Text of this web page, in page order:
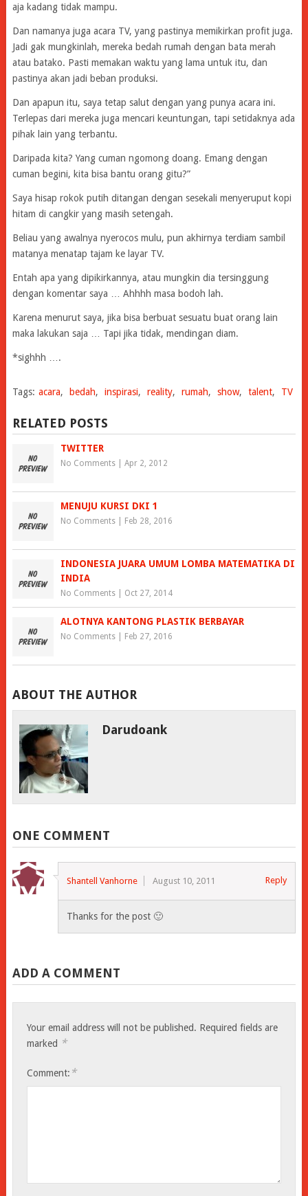
aja kadang tidak mampu.
Dan namanya juga acara TV, yang pastinya memikirkan profit juga.
Jadi gak mungkinlah, mereka bedah rumah dengan bata merah
atau batako. Pasti memakan waktu yang lama untuk itu, dan
pastinya akan jadi beban produksi.
Dan apapun itu, saya tetap salut dengan yang punya acara ini.
Terlepas dari mereka juga mencari keuntungan, tapi setidaknya ada
pihak lain yang terbantu.
Daripada kita? Yang cuman ngomong doang. Emang dengan
cuman begini, kita bisa bantu orang gitu?”
Saya hisap rokok putih ditangan dengan sesekali menyeruput kopi
hitam di cangkir yang masih setengah.
Beliau yang awalnya nyerocos mulu, pun akhirnya terdiam sambil
matanya menatap tajam ke layar TV.
Entah apa yang dipikirkannya, atau mungkin dia tersinggung
dengan komentar saya … Ahhhh masa bodoh lah.
Karena menurut saya, jika bisa berbuat sesuatu buat orang lain
maka lakukan saja … Tapi jika tidak, mendingan diam.
*sighhh ….
Tags: acara, bedah, inspirasi, reality, rumah, show, talent, TV
RELATED POSTS
TWITTER
No Comments| Apr 2, 2012
MENUJU KURSI DKI 1
No Comments| Feb 28, 2016
INDONESIA JUARA UMUM LOMBA MATEMATIKA DI
INDIA
No Comments| Oct 27, 2014
ALOTNYA KANTONG PLASTIK BERBAYAR
No Comments| Feb 27, 2016
ABOUT THE AUTHOR
Darudoank
ONE COMMENT
Shantell Vanhorne August 10, 2011 Reply
Thanks for the post 🙂
ADD A COMMENT
Your email address will not be published. Required fields are
marked *
Comment: *